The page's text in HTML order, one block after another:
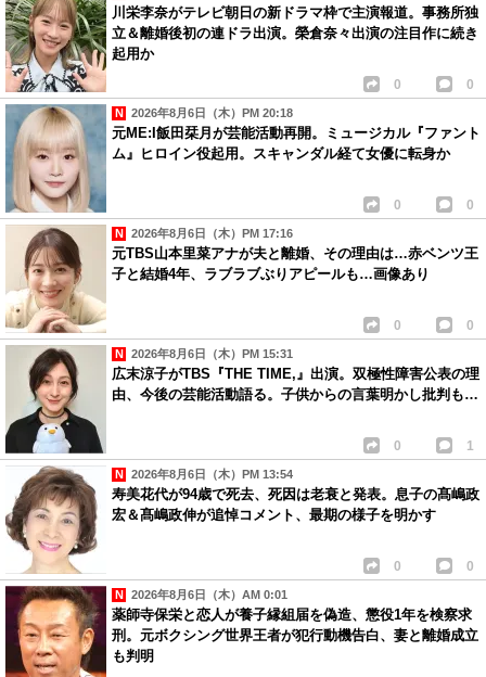
川栄李奈がテレビ朝日の新ドラマ枠で主演報道。事務所独
立＆離婚後初の連ドラ出演。榮倉奈々出演の注目作に続き
起用か
0 0
2026年8月6日（木）PM 20:18
元ME:I飯田栞月が芸能活動再開。ミュージカル『ファント
ム』ヒロイン役起用。スキャンダル経て女優に転身か
0 0
2026年8月6日（木）PM 17:16
元TBS山本里菜アナが夫と離婚、その理由は…赤ベンツ王
子と結婚4年、ラブラブぶりアピールも…画像あり
0 0
2026年8月6日（木）PM 15:31
広末涼子がTBS『THE TIME,』出演。双極性障害公表の理
由、今後の芸能活動語る。子供からの言葉明かし批判も…
0 1
2026年8月6日（木）PM 13:54
寿美花代が94歳で死去、死因は老衰と発表。息子の髙嶋政
宏＆髙嶋政伸が追悼コメント、最期の様子を明かす
0 0
2026年8月6日（木）AM 0:01
薬師寺保栄と恋人が養子縁組届を偽造、懲役1年を検察求
刑。元ボクシング世界王者が犯行動機告白、妻と離婚成立
も判明